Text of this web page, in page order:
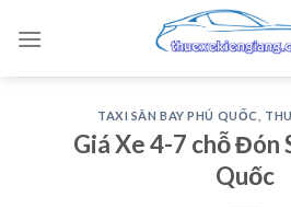
TAXI SÂN BAY PHÚ QUỐC
Giá Xe 4-7 chỗ Đón
Quốc